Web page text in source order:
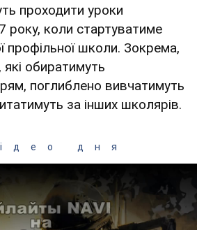
проходити уроки
року, коли стартуватиме
школи. Зокрема,
обиратимуть
поглиблено вивчатимуть
за інших школярів.
дня